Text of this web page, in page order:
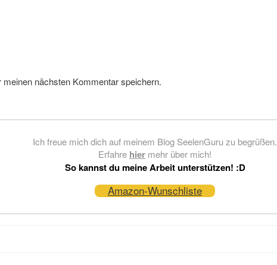
nächsten Kommentar speichern.
Ich freue mich dich auf meinem Blog SeelenGuru zu begrüßen.
Erfahre hier mehr über mich!
So kannst du meine Arbeit unterstützen! :D
Amazon-Wunschliste